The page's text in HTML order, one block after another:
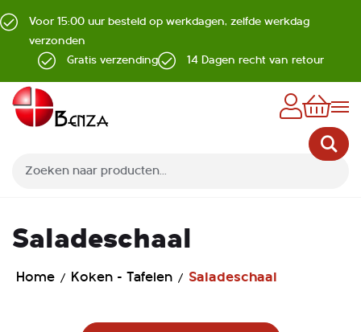
Voor 15:00 uur besteld op werkdagen, zelfde werkdag
verzonden
Gratis verzending
14 Dagen recht van retour
Saladeschaal
Home Koken - Tafelen Saladeschaal